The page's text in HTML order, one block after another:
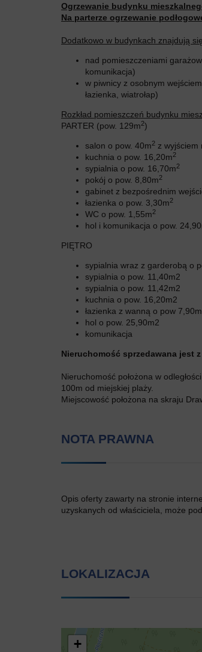
Ogrzewanie budynku
Na parterze ogrzewanie
Dodatkowo w budynkach znajdują
nad pomieszczeniami
komunikacja)
w piwnicy z osobnym
łazienka, wiatrołap)
Rozkład pomieszczeń budynku
PARTER (pow. 129m2)
salon o pow. 40m2 z wyjściem
kuchnia o pow. 16,20m2
sypialnia o pow. 16,70m2
pokój o pow. 8,80m2
gabinet z bezpośrednim
łazienka o pow. 3,30m2
WC o pow. 1,55m2
hol i komunikacja o pow.
PIĘTRO
sypialnia wraz z garderobą o
sypialnia o pow. 11,40m2
sypialnia o pow. 11,42m2
kuchnia o pow. 16,20m2
łazienka z wanną o pow
hol o pow. 25,90m2
komunikacja
Nieruchomość sprzedawana jest
Nieruchomość położona w
100m od miejskiej plaży.
Miejscowość położona na skraju
NOTA PRAWNA
Opis oferty zawarty na stronie
uzyskanych od właściciela, może
LOKALIZACJA
+